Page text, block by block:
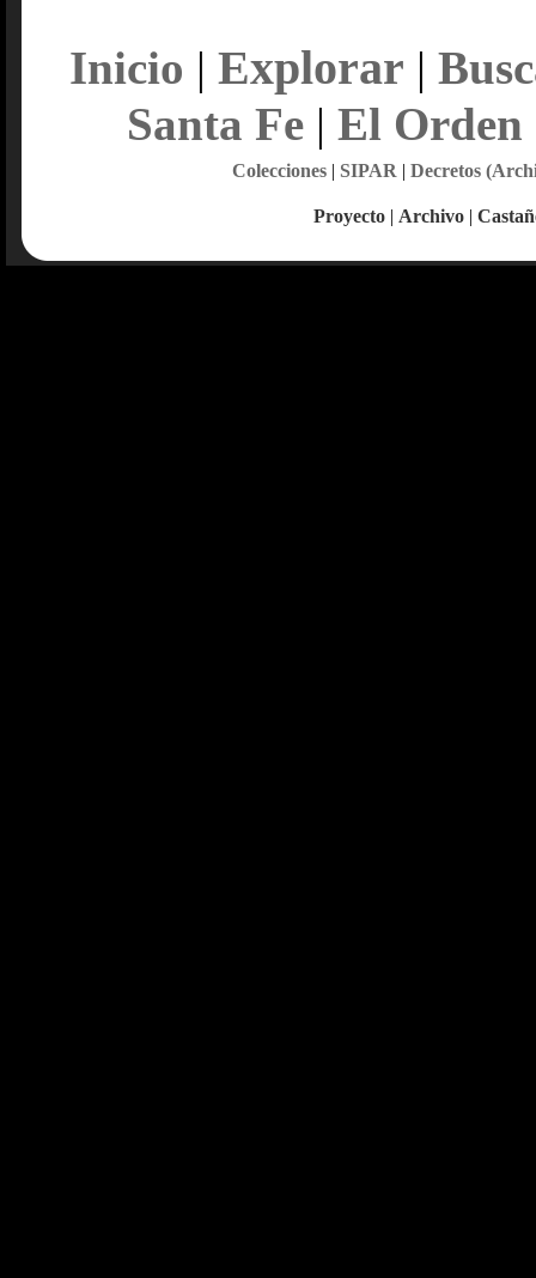
Inicio | Explorar |
Santa Fe| El Orden
Colecciones| SIPAR | Decretos
Proyecto | Archivo |